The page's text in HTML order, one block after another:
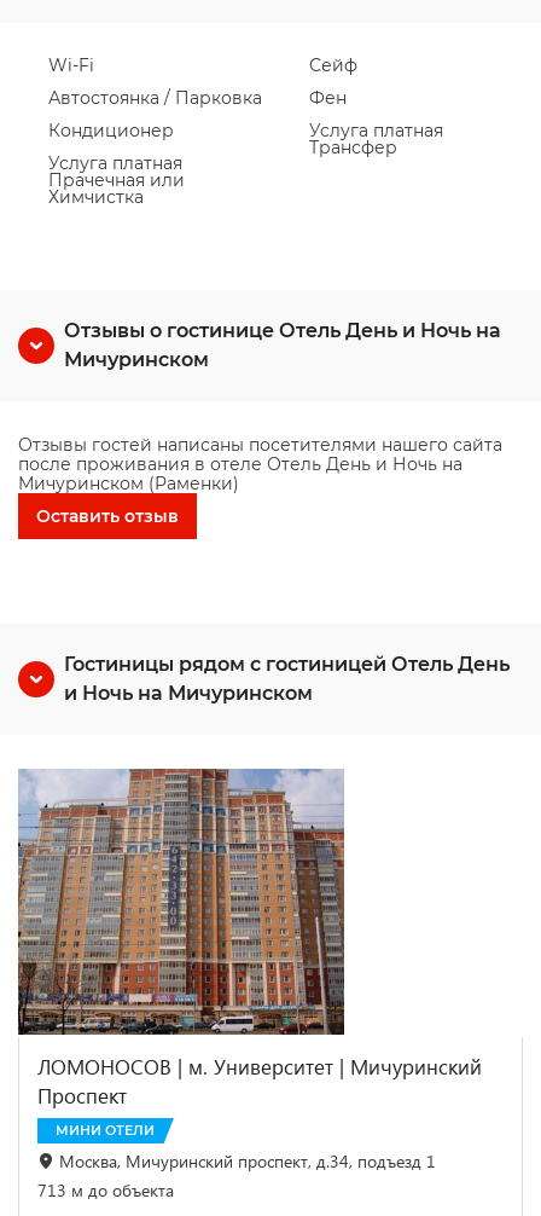
Wi-Fi
Автостоянка / Парковка
Кондиционер
Услуга платная
Прачечная или
Химчистка
Сейф
Фен
Услуга платная
Трансфер
Отзывы о гостинице Отель День и Ночь на
Мичуринском
Отзывы гостей написаны посетителями нашего сайта
после проживания в отеле Отель День и Ночь на
Мичуринском (Раменки)
Оставить отзыв
Гостиницы рядом с гостиницей Отель День
и Ночь на Мичуринском
ЛОМОНОСОВ | м. Университет | Мичуринский
Проспект
МИНИ ОТЕЛИ
Москва, Мичуринский проспект, д.34, подъезд 1
713 м до объекта